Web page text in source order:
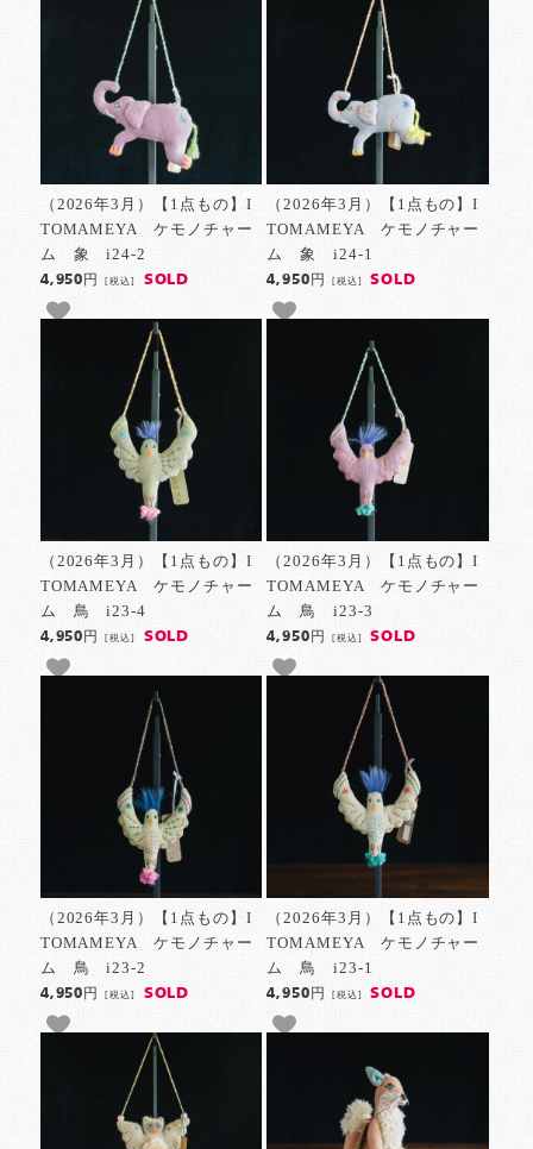
（2026年3月）【1点もの】I
TOMAMEYA ケモノチャー
ム 象 i24-2
4,950円[税込] SOLD
（2026年3月）【1点もの】I
TOMAMEYA ケモノチャー
ム 象 i24-1
4,950円 [税込] SOLD
（2026年3月）【1点もの】I
TOMAMEYA ケモノチャー
ム 鳥 i23-4
4,950円[税込] SOLD
（2026年3月）【1点もの】I
TOMAMEYA ケモノチャー
ム 鳥 i23-3
4,950円 [税込] SOLD
（2026年3月）【1点もの】I
TOMAMEYA ケモノチャー
ム 鳥 i23-2
4,950円[税込] SOLD
（2026年3月）【1点もの】I
TOMAMEYA ケモノチャー
ム 鳥 i23-1
4,950円 [税込] SOLD